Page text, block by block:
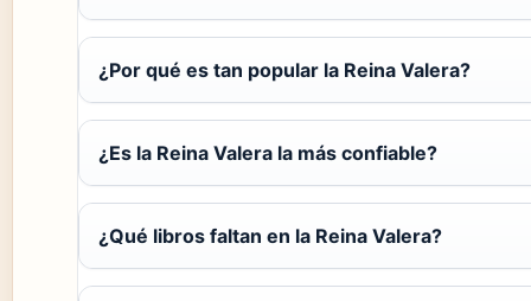
¿Por qué es tan popular la Reina Valera?
¿Es la Reina Valera la más confiable?
¿Qué libros faltan en la Reina Valera?